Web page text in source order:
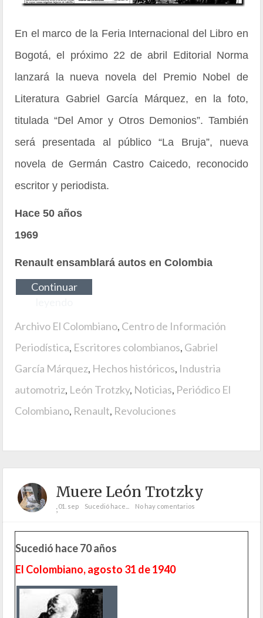
En el marco de la Feria Internacional del Libro en
Bogotá, el próximo 22 de abril Editorial Norma
lanzará la nueva novela del Premio Nobel de
Literatura Gabriel García Márquez, en la foto,
titulada “Del Amor y Otros Demonios”. También
será presentada al público “La Bruja”, nueva
novela de Germán Castro Caicedo, reconocido
escritor y periodista.
Hace 50 años
1969
Renault ensamblará autos en Colombia
Continuar
Archivo El Colombiano, Centro de Información
Periodística, Escritores colombianos, Gabriel
García Márquez, Hechos históricos, Industria
automotriz, León Trotzky, Noticias, Periódico El
Colombiano, Renault, Revoluciones
Muere León Trotzky
;01. sep Sucedió hace... No hay comentarios
Sucedió hace 70 años
El Colombiano, agosto 31 de 1940